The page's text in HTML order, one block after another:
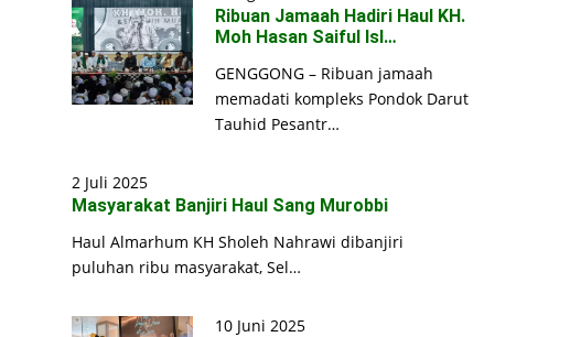
Ribuan Jamaah Hadiri Haul KH.
Moh Hasan Saiful Isl…
GENGGONG – Ribuan jamaah
memadati kompleks Pondok Darut
Tauhid Pesantr…
2 Juli 2025
Masyarakat Banjiri Haul Sang Murobbi
Haul Almarhum KH Sholeh Nahrawi dibanjiri
puluhan ribu masyarakat, Sel…
10 Juni 2025